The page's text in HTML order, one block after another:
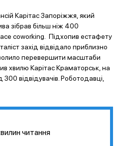
Карітас Запоріжжя, який
зібрав більш ніж 400
coworking. Підхопив естафету
захід відвідало приблизно
перевершити масштаби
хвилю Карітас Краматорськ, на
відвідувачів. Роботодавці,
читання